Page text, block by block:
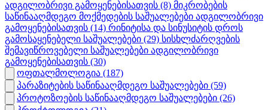
ადგილობრივი გამოყენებისათვის (8) მიკრობების
საწინააღმდეგო მოქმედების საშუალებები ადგილობრივი
გამოყენებისათვის (14) რინიტისა და სინუსიტის დროს
გამოსაყენებელი საშუალებები (29) სისხლძარღვების
შემავიწროვებელი საშუალებები ადგილობრივი
გამოყენებისათვის (30)
ოფთალმოლოგია (187)
პარაზიტების საწინააღმდეგო საშუალებები (59)
პროტოზოების საწინააღმდეგო საშუალებები (26)